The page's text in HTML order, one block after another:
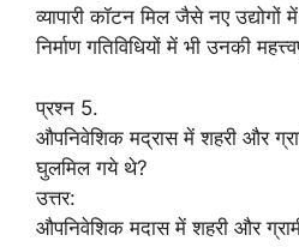
व्यापारी कॉटन मिल जैसे नए
निर्माण गतिविधियों में भी उनकी
प्रश्न 5.
औपनिवेशिक मद्रास में शहरी और
घुलमिल गये थे?
उत्तर:
औपनिवेशिक मदास में शहरी और